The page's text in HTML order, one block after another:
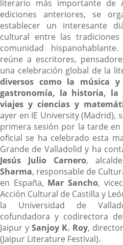
literario más importante
ediciones anteriores, se
establecer un interesante
cultural entre las
comunidad
reúne a escritores,
una celebración global de la
diversos como la música
gastronomía, la historia, la
viajes y ciencias y
ayer en IE University (Madrid),
primera sesión por la tarde en
oficial se ha celebrado esta
Grande de Valladolid y ha
Jesús Julio Carnero,
Sharma, responsable de
en España, Mar Sancho,
Acción Cultural de Castilla y
la Universidad de
cofundadora y codirectora
Jaipur y Sanjoy K. Roy,
(Jaipur Literature Festival).